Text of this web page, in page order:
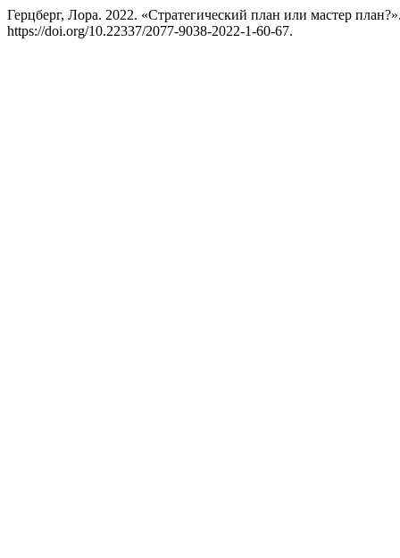
Герцберг, Лора. 2022. «Стратегический план или мастер
https://doi.org/10.22337/2077-9038-2022-1-60-67.